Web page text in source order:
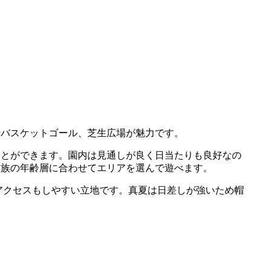
スケットゴール、芝生広場が魅力です。
ができます。園内は見通しが良く日当たりも良好なの
の年齢層に合わせてエリアを選んで遊べます。
セスもしやすい立地です。真夏は日差しが強いため帽